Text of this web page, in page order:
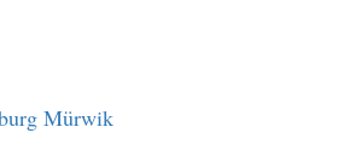
Mürwik